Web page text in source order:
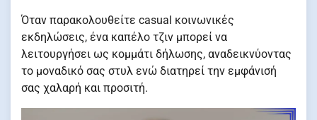
Όταν παρακολουθείτε casual κοινωνικές
εκδηλώσεις, ένα καπέλο τζιν μπορεί να
λειτουργήσει ως κομμάτι δήλωσης, αναδεικνύοντας
το μοναδικό σας στυλ ενώ διατηρεί την εμφάνισή
σας χαλαρή και προσιτή.